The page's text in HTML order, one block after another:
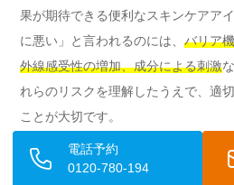
果が期待できる便利なスキンケアア
に悪い」と言われるのには、 バリア
外線感受性の増加、成分による刺激
れらのリスクを理解したうえで、適
ことが大切です。
敏感肌、乾燥肌、ニキビや炎症があ
電話予約
0120-780-194